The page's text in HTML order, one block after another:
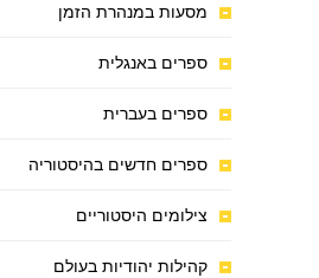
מסעות במנהרת הזמן
ספרים באנגלית
ספרים בעברית
ספרים חדשים בהיסטוריה
צילומים היסטוריים
קהילות יהודיות בעולם